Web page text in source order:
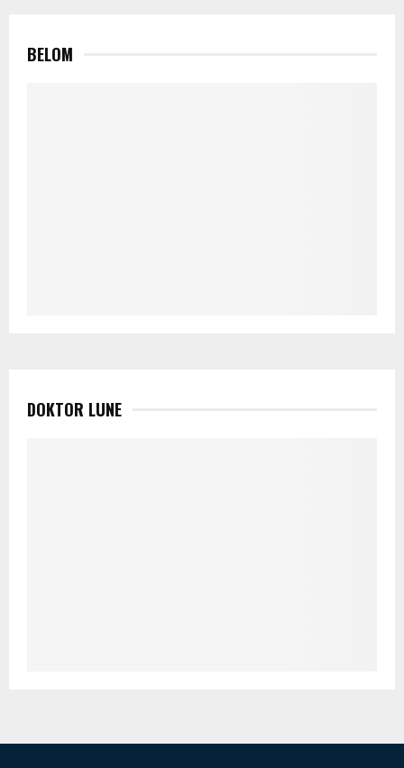
BELOM
DOKTOR LUNE